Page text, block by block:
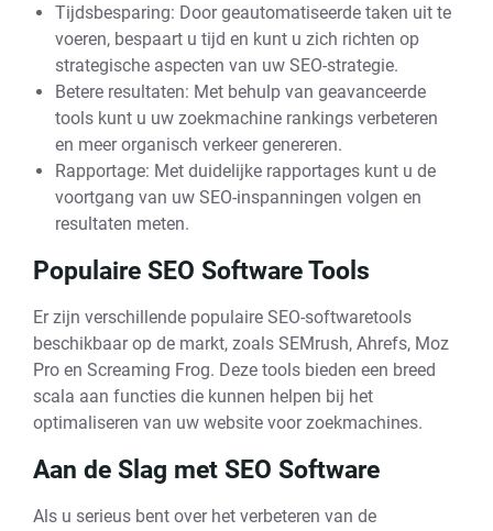
Tijdsbesparing: Door geautomatiseerde taken uit te
voeren, bespaart u tijd en kunt u zich richten op
strategische aspecten van uw SEO-strategie.
Betere resultaten: Met behulp van geavanceerde
tools kunt u uw zoekmachine rankings verbeteren
en meer organisch verkeer genereren.
Rapportage: Met duidelijke rapportages kunt u de
voortgang van uw SEO-inspanningen volgen en
resultaten meten.
Populaire SEO Software Tools
Er zijn verschillende populaire SEO-softwaretools
beschikbaar op de markt, zoals SEMrush, Ahrefs, Moz
Pro en Screaming Frog. Deze tools bieden een breed
scala aan functies die kunnen helpen bij het
optimaliseren van uw website voor zoekmachines.
Aan de Slag met SEO Software
Als u serieus bent over het verbeteren van de